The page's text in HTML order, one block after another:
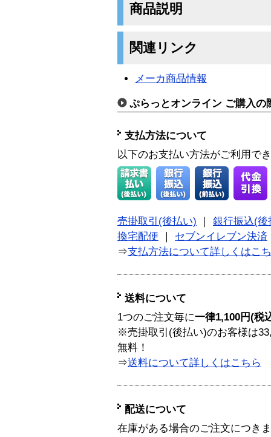
商品説明
関連リンク
メーカ商品情報
ぷらっとオンライン ご購入の
支払方法について
以下のお支払い方法がご利用で
売掛取引(後払い)
銀行振込(後
換宅配便
セブンイレブン決済
⇒支払方法について詳しくはこ
送料について
1つのご注文毎に一律1,100円(税
※売掛取引(後払い)のお客様は
無料！
⇒送料について詳しくはこちら
配送について
在庫がある場合のご注文につき